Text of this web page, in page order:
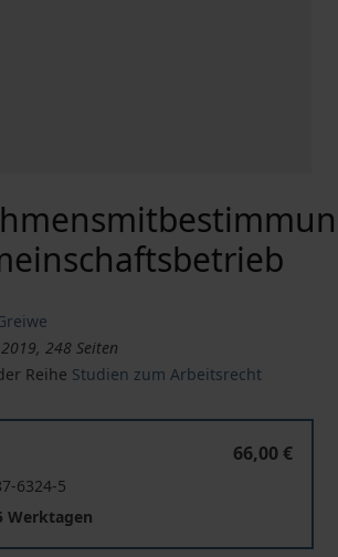
248 Seiten
Reihe Studien zum Arbeitsrecht
66,00 €
6324-5
Werktagen